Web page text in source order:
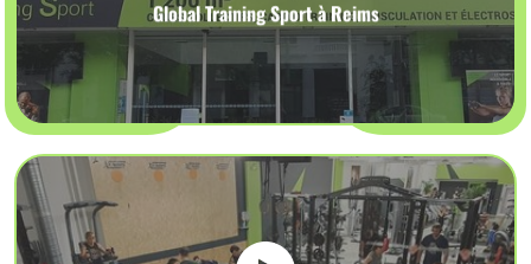
Global Training Sport à Reims